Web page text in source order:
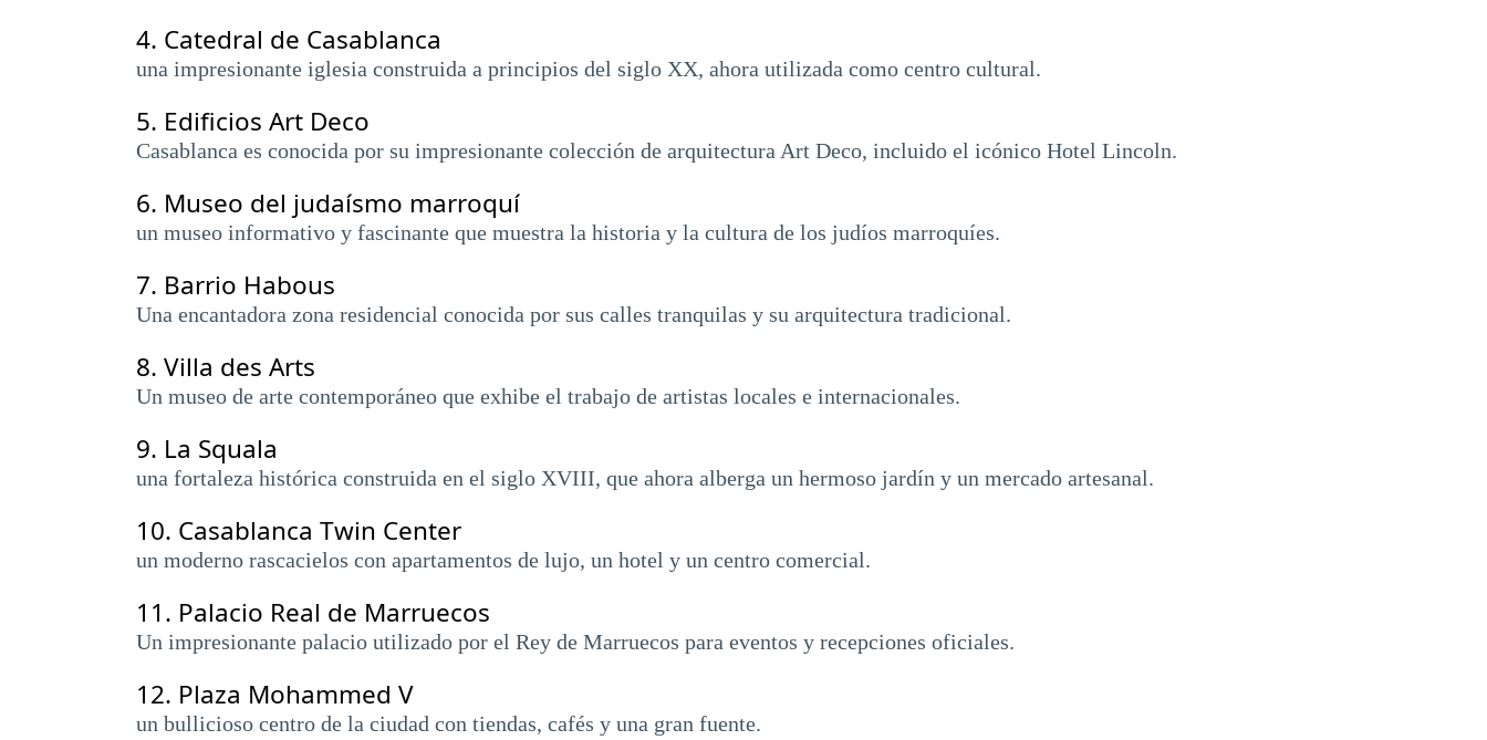
4. Catedral de Casablanca
una impresionante iglesia construida a principios del siglo XX, ahora utilizada como centro cultural.
5. Edificios Art Deco
Casablanca es conocida por su impresionante colección de arquitectura Art Deco, incluido el icónico Hotel Lincoln.
6. Museo del judaísmo marroquí
un museo informativo y fascinante que muestra la historia y la cultura de los judíos marroquíes.
7. Barrio Habous
Una encantadora zona residencial conocida por sus calles tranquilas y su arquitectura tradicional.
8. Villa des Arts
Un museo de arte contemporáneo que exhibe el trabajo de artistas locales e internacionales.
9. La Squala
una fortaleza histórica construida en el siglo XVIII, que ahora alberga un hermoso jardín y un mercado artesanal.
10. Casablanca Twin Center
un moderno rascacielos con apartamentos de lujo, un hotel y un centro comercial.
11. Palacio Real de Marruecos
Un impresionante palacio utilizado por el Rey de Marruecos para eventos y recepciones oficiales.
12. Plaza Mohammed V
un bullicioso centro de la ciudad con tiendas, cafés y una gran fuente.